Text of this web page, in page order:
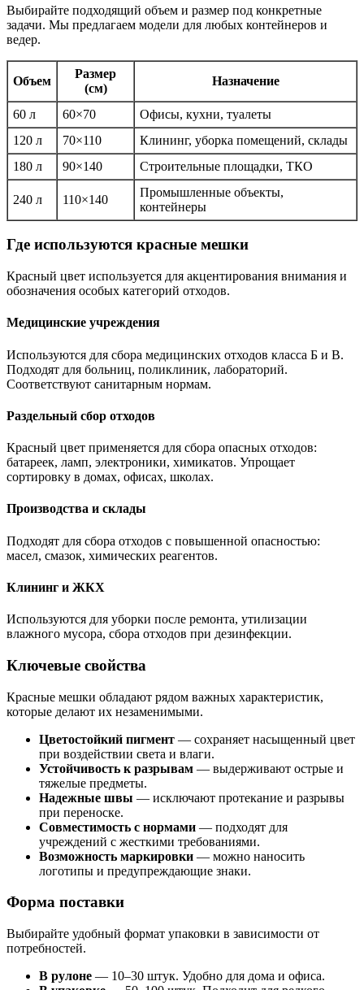
Выбирайте подходящий объем и размер под конкретные
задачи. Мы предлагаем модели для любых контейнеров и
ведер.
Объем
Размер
(см)
Назначение
60 л 60×70
Офисы, кухни, туалеты
120 л
70×110
Клининг, уборка помещений, склады
180 л
90×140 Строительные площадки, ТКО
240 л 110×140
Промышленные объекты,
контейнеры
Где используются красные мешки
Красный цвет используется для акцентирования внимания и
обозначения особых категорий отходов.
Медицинские учреждения
Используются для сбора медицинских отходов класса Б и В.
Подходят для больниц, поликлиник, лабораторий.
Соответствуют санитарным нормам.
Раздельный сбор отходов
Красный цвет применяется для сбора опасных отходов:
батареек, ламп, электроники, химикатов. Упрощает
сортировку в домах, офисах, школах.
Производства и склады
Подходят для сбора отходов с повышенной опасностью:
масел, смазок, химических реагентов.
Клининг и ЖКХ
Используются для уборки после ремонта, утилизации
влажного мусора, сбора отходов при дезинфекции.
Ключевые свойства
Красные мешки обладают рядом важных характеристик,
которые делают их незаменимыми.
Цветостойкий пигмент — сохраняет насыщенный цвет
при воздействии света и влаги.
Устойчивость к разрывам — выдерживают острые и
тяжелые предметы.
Надежные швы — исключают протекание и разрывы
при переноске.
Совместимость с нормами — подходят для
учреждений с жесткими требованиями.
Возможность маркировки — можно наносить
логотипы и предупреждающие знаки.
Форма поставки
Выбирайте удобный формат упаковки в зависимости от
потребностей.
В рулоне — 10–30 штук. Удобно для дома и офиса.